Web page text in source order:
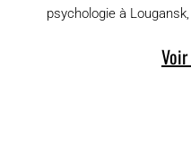
psychologie à Lougansk,